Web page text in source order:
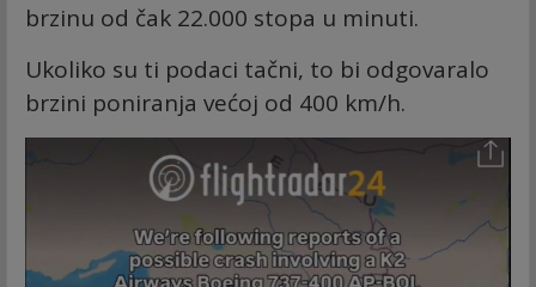
brzinu od čak 22.000 stopa u minuti.
Ukoliko su ti podaci tačni, to bi odgovaralo
brzini poniranja većoj od 400 km/h.